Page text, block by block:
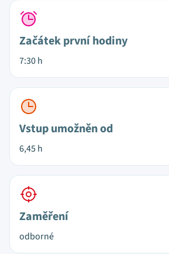
Začátek první hodiny
7:30 h
Vstup umožněn od
6,45 h
Zaměření
odborné